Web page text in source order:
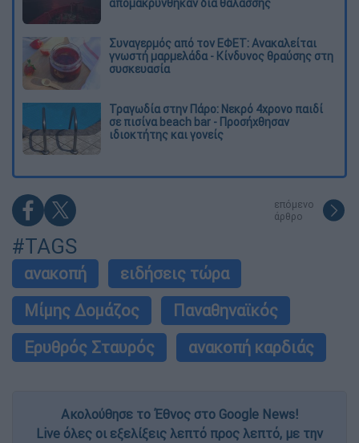
απομακρύνθηκαν διά θαλάσσης
Συναγερμός από τον ΕΦΕΤ: Ανακαλείται
γνωστή μαρμελάδα - Κίνδυνος θραύσης στη
συσκευασία
Τραγωδία στην Πάρο: Νεκρό 4χρονο παιδί
σε πισίνα beach bar - Προσήχθησαν
ιδιοκτήτης και γονείς
επόμενο
άρθρο
#TAGS
ανακοπή
ειδήσεις τώρα
Μίμης Δομάζος
Παναθηναϊκός
Ερυθρός Σταυρός
ανακοπή καρδιάς
Ακολούθησε το Έθνος στο Google News!
Live όλες οι εξελίξεις λεπτό προς λεπτό, με την